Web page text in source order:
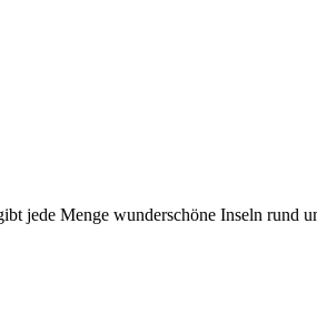
jede Menge wunderschöne Inseln rund